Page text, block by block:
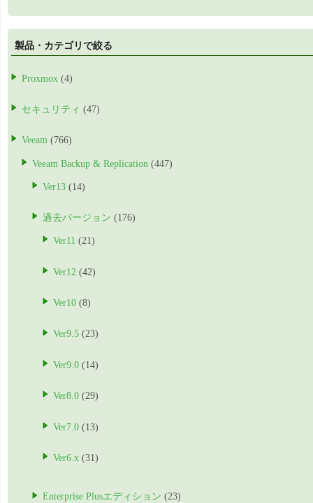
製品・カテゴリで絞る
Proxmox (4)
セキュリティ (47)
Veeam (766)
Veeam Backup & Replication (447)
Ver13 (14)
過去バージョン (176)
Ver11 (21)
Ver12 (42)
Ver10 (8)
Ver9.5 (23)
Ver9.0 (14)
Ver8.0 (29)
Ver7.0 (13)
Ver6.x (31)
Enterprise Plusエディション (23)